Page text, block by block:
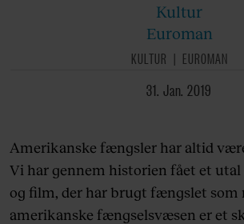
Kultur
Euroman
KULTUR
EUROMAN
31. Jan. 2019
Amerikanske fængsler har altid
Vi har gennem historien fået et
og film, der har brugt fængslet som
amerikanske fængselsvæsen er et